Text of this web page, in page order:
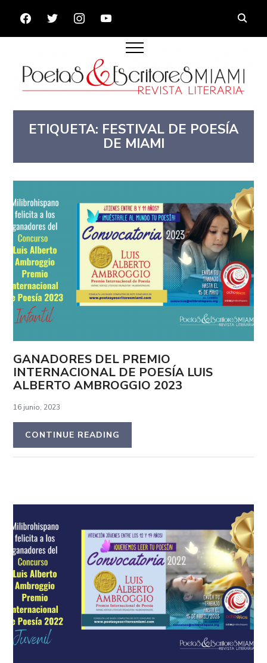
FACEBOOKTWITTERINSTAGRAMYOUTUBE
ETIQUETA: FESTIVAL DE POESÍA
DE MIAMI
GANADORES DEL PREMIO
INTERNACIONAL DE POESÍA LUIS
ALBERTO AMBROGGIO 2023
16 junio, 2023
CONTINUE READING